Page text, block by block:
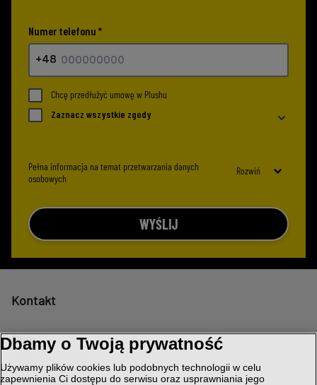
Numer telefonu *
+48
Chcę przedłużyć umowę w Plushu
Zaznacz wszystkie zgody
Pełna informacja na temat przetwarzania danych
osobowych
Rozwiń
WYŚLIJ
Kontakt
Blog
Doładuj telefon
Dbamy o Twoją prywatność
Używamy plików cookies lub podobnych technologii w celu
zapewnienia Ci dostępu do serwisu oraz usprawniania jego